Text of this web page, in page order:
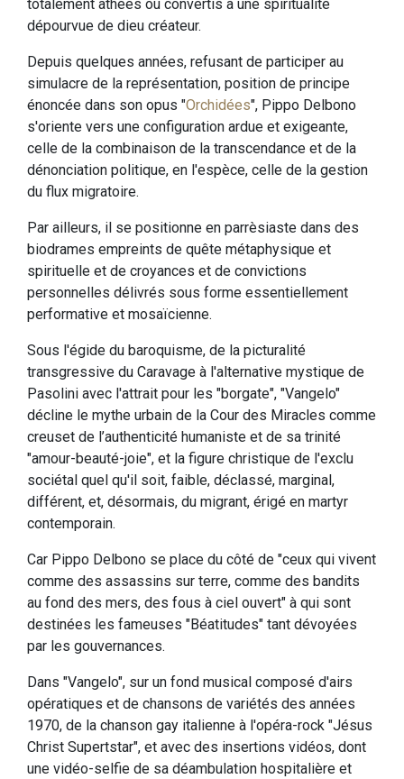
totalement athées ou convertis à une spiritualité
dépourvue de dieu créateur.
Depuis quelques années, refusant de participer au
simulacre de la représentation, position de principe
énoncée dans son opus "Orchidées", Pippo Delbono
s'oriente vers une configuration ardue et exigeante,
celle de la combinaison de la transcendance et de la
dénonciation politique, en l'espèce, celle de la gestion
du flux migratoire.
Par ailleurs, il se positionne en parrèsiaste dans des
biodrames empreints de quête métaphysique et
spirituelle et de croyances et de convictions
personnelles délivrés sous forme essentiellement
performative et mosaïcienne.
Sous l'égide du baroquisme, de la picturalité
transgressive du Caravage à l'alternative mystique de
Pasolini avec l'attrait pour les "borgate", "Vangelo"
décline le mythe urbain de la Cour des Miracles comme
creuset de l’authenticité humaniste et de sa trinité
"amour-beauté-joie", et la figure christique de l'exclu
sociétal quel qu'il soit, faible, déclassé, marginal,
différent, et, désormais, du migrant, érigé en martyr
contemporain.
Car Pippo Delbono se place du côté de "ceux qui vivent
comme des assassins sur terre, comme des bandits
au fond des mers, des fous à ciel ouvert" à qui sont
destinées les fameuses "Béatitudes" tant dévoyées
par les gouvernances.
Dans "Vangelo", sur un fond musical composé d'airs
opératiques et de chansons de variétés des années
1970, de la chanson gay italienne à l'opéra-rock "Jésus
Christ Supertstar", et avec des insertions vidéos, dont
une vidéo-selfie de sa déambulation hospitalière et